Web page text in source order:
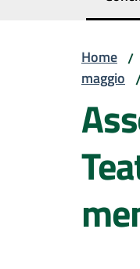
Menu
Home /
maggio